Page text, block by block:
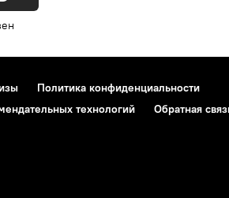
Политика конфиденциальности
технологий Обратная